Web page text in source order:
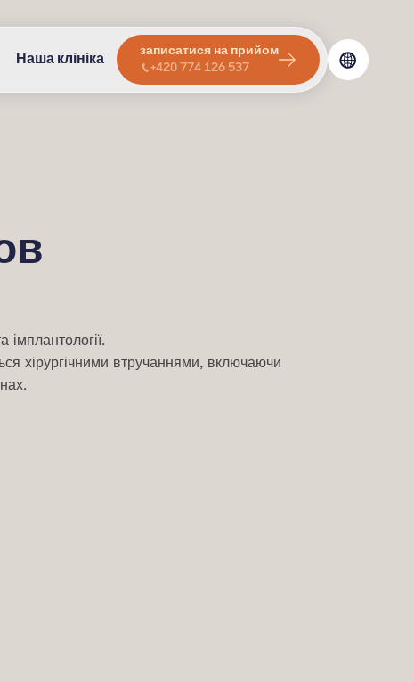
Наша клініка
записатися на прийом
+420 774 126 537
імплантології.
хірургічними втручаннями, включаючи